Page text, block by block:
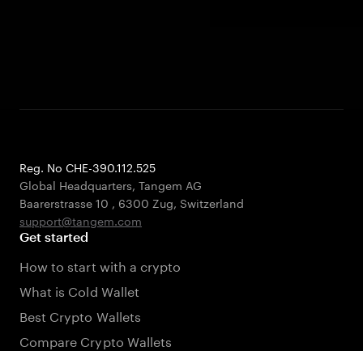
Reg. No CHE-390.112.525
Global Headquarters, Tangem AG
Baarerstrasse 10 , 6300 Zug, Switzerland
support@tangem.com
Get started
How to start with a crypto
What is Cold Wallet
Best Crypto Wallets
Compare Crypto Wallets